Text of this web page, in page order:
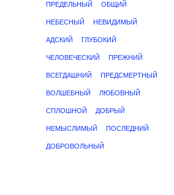
ПРЕДЕЛЬНЫЙ ОБЩИЙ
НЕБЕСНЫЙ НЕВИДИМЫЙ
АДСКИЙ ГЛУБОКИЙ
ЧЕЛОВЕЧЕСКИЙ ПРЕЖНИЙ
ВСЕГДАШНИЙ ПРЕДСМЕРТНЫЙ
ВОЛШЕБНЫЙ ЛЮБОВНЫЙ
СПЛОШНОЙ ДОБРЫЙ
НЕМЫСЛИМЫЙ ПОСЛЕДНИЙ
ДОБРОВОЛЬНЫЙ